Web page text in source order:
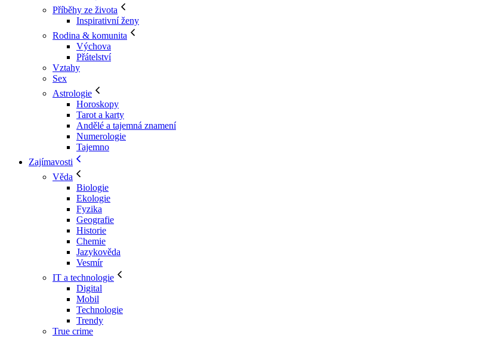
Příběhy ze života
Inspirativní ženy
Rodina & komunita
Výchova
Přátelství
Vztahy
Sex
Astrologie
Horoskopy
Tarot a karty
Andělé a tajemná znamení
Numerologie
Tajemno
Zajímavosti
Věda
Biologie
Ekologie
Fyzika
Geografie
Historie
Chemie
Jazykověda
Vesmír
IT a technologie
Digital
Mobil
Technologie
Trendy
True crime